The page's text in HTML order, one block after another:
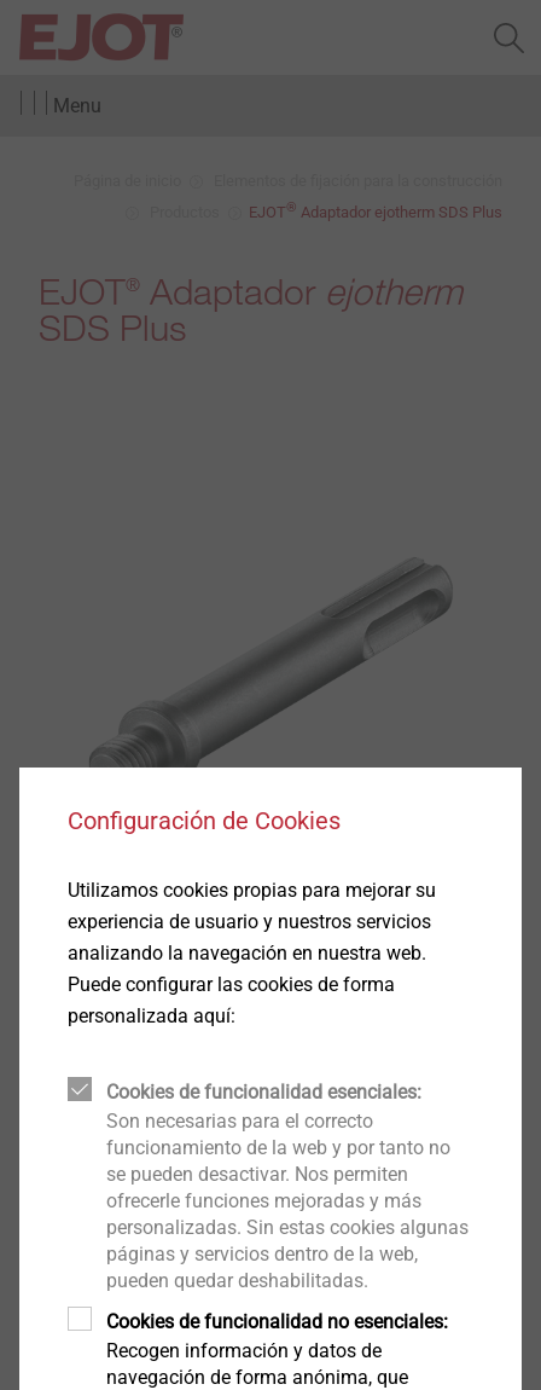
Menu
EJOT® Adaptador ejotherm SDS Plus
EJOT® Adaptador ejotherm
SDS Plus
Especificaciones
Aplicaciones
Adaptador de broca alternativo para máquinas
con sistema SDS Plus
Descargas
EJOT_Flyer_broca_especial_con_adaptador_es.pdf
2 MB
H1.pdf 452 KB
Configuración de Cookies
Utilizamos cookies propias para mejorar su
experiencia de usuario y nuestros servicios
analizando la navegación en nuestra web.
Puede configurar las cookies de forma
personalizada aquí:
Cookies de funcionalidad esenciales:
Son necesarias para el correcto
funcionamiento de la web y por tanto no
se pueden desactivar. Nos permiten
ofrecerle funciones mejoradas y más
personalizadas. Sin estas cookies algunas
páginas y servicios dentro de la web,
pueden quedar deshabilitadas.
Cookies de funcionalidad no esenciales:
Recogen información y datos de
navegación de forma anónima, que